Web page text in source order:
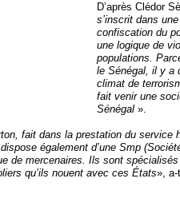
D’après Clédor
s’inscrit dans
confiscation du
une logique de
populations.
le Sénégal, il y a
climat de
fait venir une
Sénégal».
fait dans la prestation du service
également d’une Smp
de mercenaires. Ils sont
qu’ils nouent avec ces États», a-